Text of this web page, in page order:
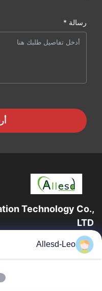
رسالة *
Technology Co.,
LTD
16 عامًا من الخبرة ، بصفتنا
المستدامة وغرف الأبحاث ،
Allesd-Leo